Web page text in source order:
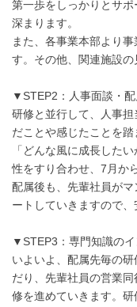
第一歩をしっかりとサ
深まります。
また、各事業本部より
す。その他、関連施設の
▼STEP2：人事面談・配
研修と並行して、人事
だことや感じたことを踏
「どんな風に成長した
性をすり合わせ、7月か
配属後も、先輩社員が
ートしていきますので
▼STEP3：専門知識のイ
いよいよ、配属先毎の
だり、先輩社員の営業
修を進めていきます。